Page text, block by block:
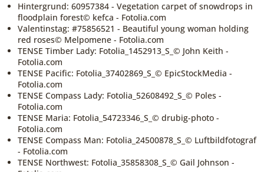
Hintergrund: 60957384 - Vegetation carpet of snowdrops in
floodplain forest© kefca - Fotolia.com
Valentinstag: #75856521 - Beautiful young woman holding
red roses© Melpomene - Fotolia.com
TENSE Timber Lady: Fotolia_1452913_S_© John Keith -
Fotolia.com
TENSE Pacific: Fotolia_37402869_S_© EpicStockMedia -
Fotolia.com
TENSE Compass Lady: Fotolia_52608492_S_© Poles -
Fotolia.com
TENSE Maria: Fotolia_54723346_S_© drubig-photo -
Fotolia.com
TENSE Compass Man: Fotolia_24500878_S_© Luftbildfotograf
- Fotolia.com
TENSE Northwest: Fotolia_35858308_S_© Gail Johnson -